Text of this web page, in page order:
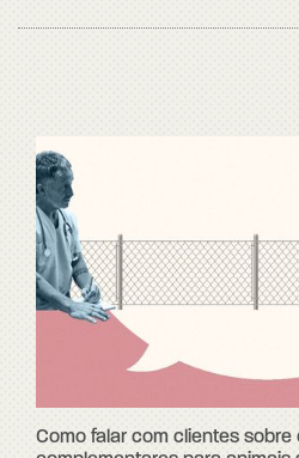
Como falar com clientes sobre